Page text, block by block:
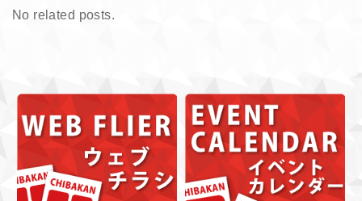
No related posts.